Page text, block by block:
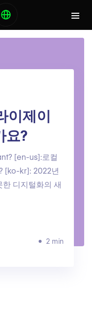
이제이
요?
[en-us]:로컬
[ko-kr]: 2022년
디지털화의 새
2 min